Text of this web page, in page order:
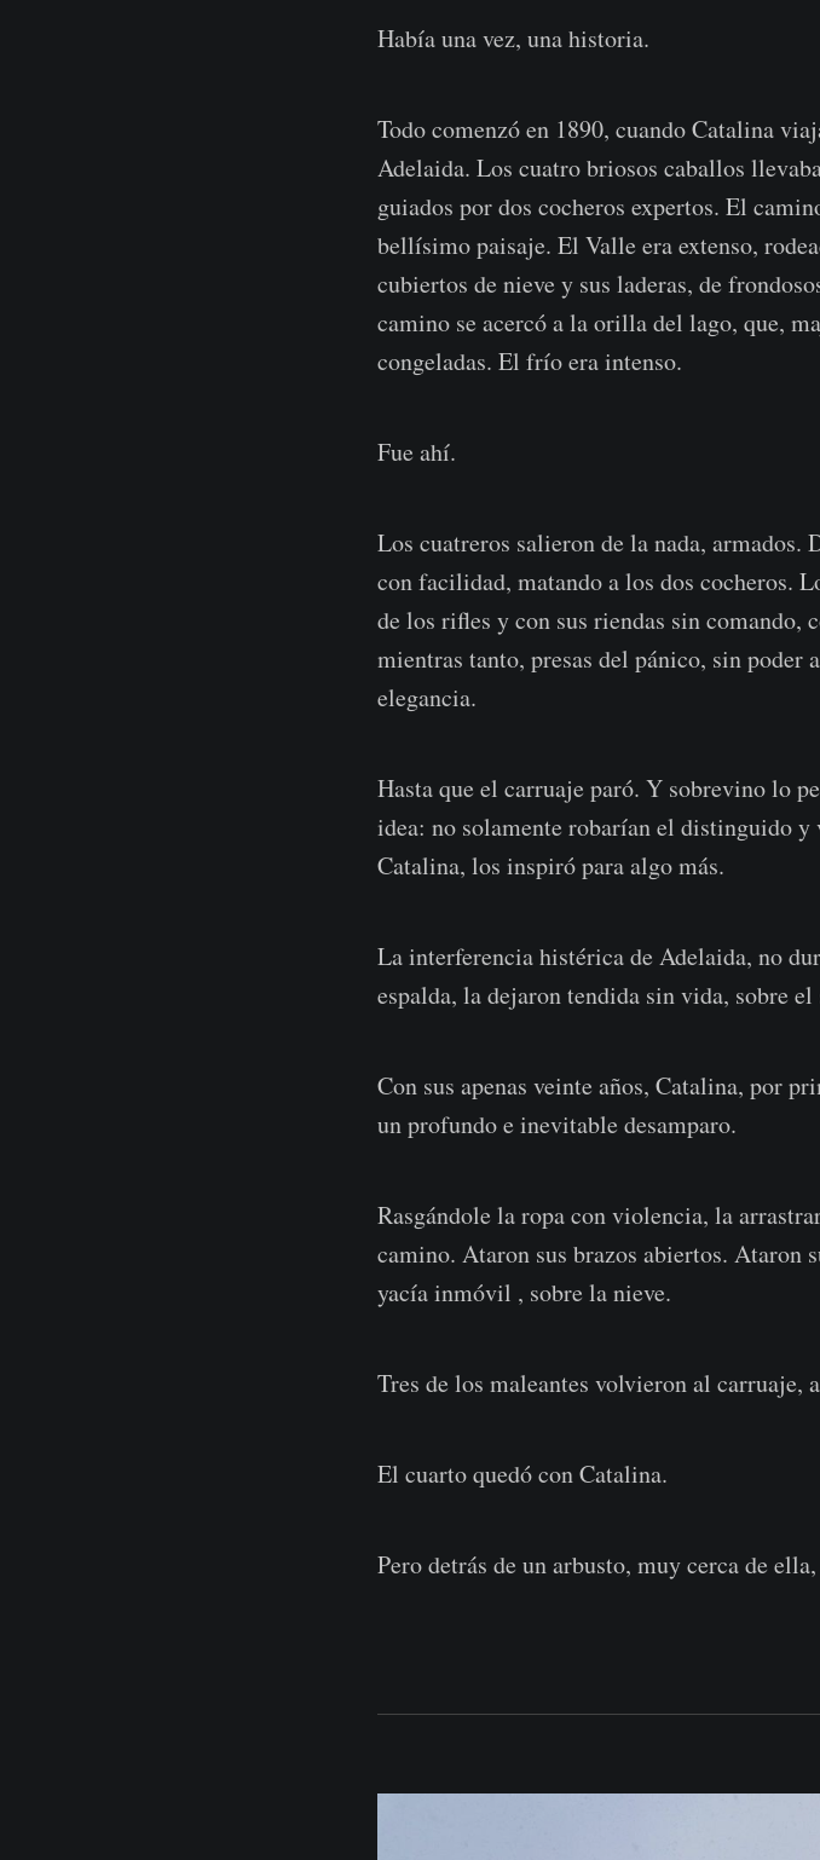
Había una vez, una historia.
Todo comenzó en 1890, cuando Catalina
Adelaida. Los cuatro briosos caballos
guiados por dos cocheros expertos. El
bellísimo paisaje. El Valle era extenso,
cubiertos de nieve y sus laderas, de
camino se acercó a la orilla del lago, que,
congeladas. El frío era intenso.
Fue ahí.
Los cuatreros salieron de la nada,
con facilidad, matando a los dos cocheros.
de los rifles y con sus riendas sin comando,
mientras tanto, presas del pánico, sin poder
elegancia.
Hasta que el carruaje paró. Y sobrevino lo
idea: no solamente robarían el distinguido
Catalina, los inspiró para algo más.
La interferencia histérica de Adelaida, no
espalda, la dejaron tendida sin vida, sobre el
Con sus apenas veinte años, Catalina, por
un profundo e inevitable desamparo.
Rasgándole la ropa con violencia, la
camino. Ataron sus brazos abiertos. Ataron
yacía inmóvil , sobre la nieve.
Tres de los maleantes volvieron al carruaje,
El cuarto quedó con Catalina.
Pero detrás de un arbusto, muy cerca de